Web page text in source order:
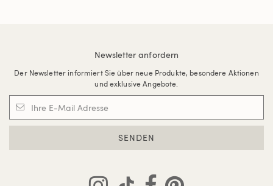
Newsletter anfordern
Der Newsletter informiert Sie über neue Produkte, besondere Aktionen
und exklusive Angebote.
SENDEN